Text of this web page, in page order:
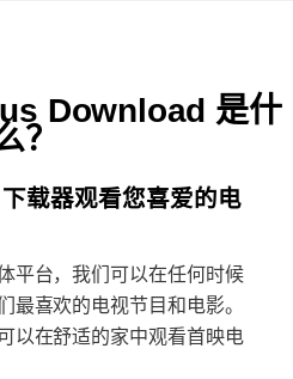
Download 是什
？
载器观看您喜爱的电
平台，我们可以在任何时候
最喜欢的电视节目和电影。
以在舒适的家中观看首映电